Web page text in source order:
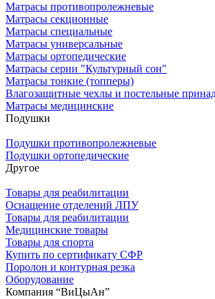
Матрасы противопролежневые
Матрасы секционные
Матрасы специальные
Матрасы универсальные
Матрасы ортопедические
Матрасы серии "Культурный сон"
Матрасы тонкие (топперы)
Влагозащитные чехлы и постельные
Матрасы медицинские
Подушки
Подушки противопролежневые
Подушки ортопедические
Другое
Товары для реабилитации
Оснащение отделений ЛПУ
Товары для реабилитации
Медицинские товары
Товары для спорта
Купить по сертификату СФР
Поролон и контурная резка
Оборудование
Компания “ВиЦыАн”